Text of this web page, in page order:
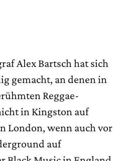
Alex Bartsch hat sich
gemacht, an denen in
Reggae-
in Kingston auf
London, wenn auch vor
auf